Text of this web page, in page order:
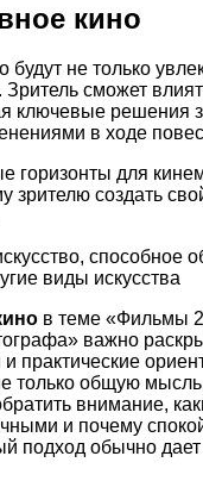
кино
не только
сможет
ключевые решения
в ходе
горизонты для
зрителю создать
способное
виды искусства
в теме «Фильмы
важно
практические
только общую
внимание,
и почему
подход обычно